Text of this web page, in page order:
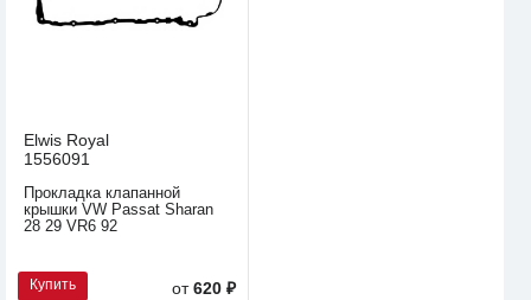
Elwis Royal
1556091
Прокладка клапанной
крышки VW Passat Sharan
28 29 VR6 92
Купить от620 ₽